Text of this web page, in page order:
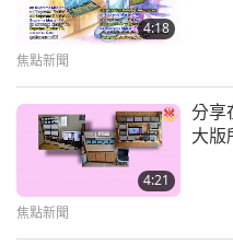
機、外送人員們或附近
分享。
意在為家庭成員們帶來
關懷彼此；雖然這些看
們能立即撫慰和治癒任
始於家庭，始於每個家
時間才完成，因為缺乏
4:18
焦點新聞
4:21
分享
大版
焦點新聞